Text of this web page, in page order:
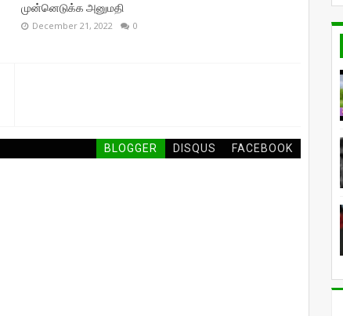
முன்னெடுக்க அனுமதி
December 21, 2022 0
BLOGGER DISQUS FACEBOOK